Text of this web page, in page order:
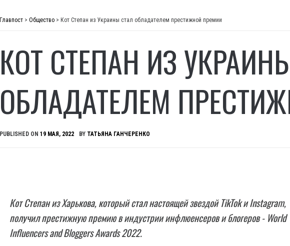
Главпост > Общество > Кот Степан из Украины стал обладателем престижной премии
КОТ СТЕПАН ИЗ
ОБЛАДАТЕЛЕМ
PUBLISHED ON 19 МАЯ, 2022 BY ТАТЬЯНА ГАНЧЕРЕНКО
Кот Степан из Харькова, который стал настоящей звездой TikTok и Instagram,
получил престижную премию в индустрии инфлюенсеров и блогеров - World
Influencers and Bloggers Awards 2022.